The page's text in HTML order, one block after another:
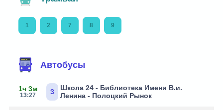
1 2 7 8 9
Автобусы
1ч 3м
13:27 3
Школа 24 - Библиотека Имени В.и.
Ленина - Полоцкий Рынок